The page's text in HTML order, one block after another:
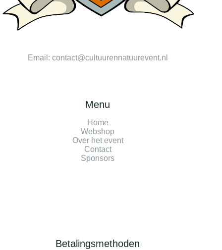
Email: contact@cultuurennatuurevent.nl
Menu
Home
Webshop
Over het event
Contact
Sponsors
Betalingsmethoden